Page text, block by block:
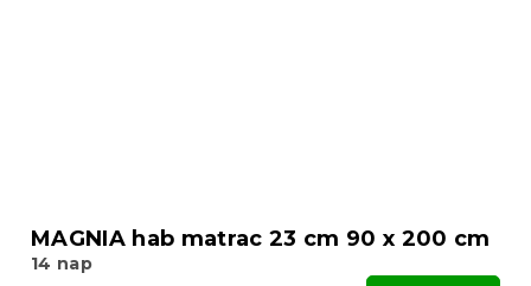
MAGNIA hab matrac 23 cm 90 x 200 cm
14 nap